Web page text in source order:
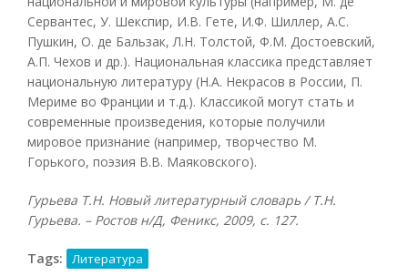
Сервантес, У. Шекспир, И.В. Гете, И.Ф. Шиллер, А.С.
Пушкин, О. де Бальзак, Л.Н. Толстой, Ф.М. Достоевский,
А.П. Чехов и др.). Национальная классика представляет
национальную литературу (Н.А. Некрасов в России, П.
Мериме во Франции и т.д.). Классикой могут стать и
современные произведения, которые получили
мировое признание (например, творчество М.
Горького, поэзия В.В. Маяковского).
Гурьева Т.Н. Новый литературный словарь / Т.Н.
Гурьева. – Ростов н/Д, Феникс, 2009, с. 127.
Tags: Литература